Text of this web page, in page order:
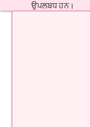
ਉਪਲਬਧ ਹਨ।